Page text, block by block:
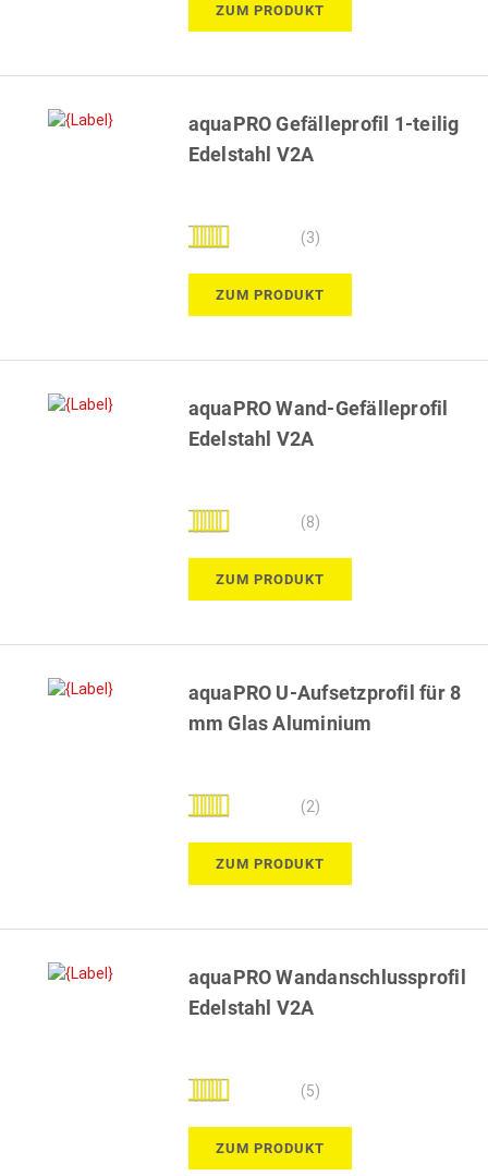
ZUM PRODUKT
aquaPRO Gefälleprofil 1-teilig
Edelstahl V2A
Bewertung: (3)
ZUM PRODUKT
aquaPRO Wand-Gefälleprofil
Edelstahl V2A
Bewertung: (8)
ZUM PRODUKT
aquaPRO U-Aufsetzprofil für 8
mm Glas Aluminium
Bewertung: (2)
ZUM PRODUKT
aquaPRO Wandanschlussprofil
Edelstahl V2A
Bewertung: (5)
ZUM PRODUKT